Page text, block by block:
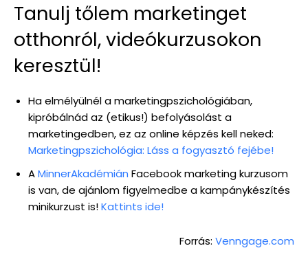
Tanulj tőlem marketinget
otthonról, videókurzusokon
keresztül!
Ha elmélyülnél a marketingpszichológiában,
kipróbálnád az (etikus!) befolyásolást a
marketingedben, ez az online képzés kell neked:
Marketingpszichológia: Láss a fogyasztó fejébe!
AMinnerAkadémián Facebook marketing kurzusom
is van, de ajánlom figyelmedbe a kampánykészítés
minikurzust is!Kattints ide!
Forrás: Venngage.com